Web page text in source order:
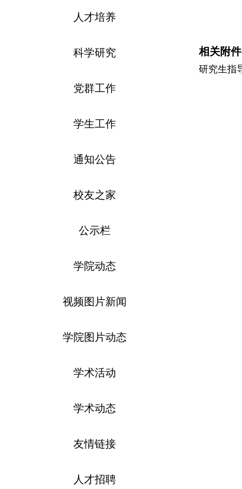
人才培养
科学研究
党群工作
学生工作
通知公告
校友之家
公示栏
学院动态
视频图片新闻
学院图片动态
学术活动
学术动态
友情链接
人才招聘
相关附件
研究生指